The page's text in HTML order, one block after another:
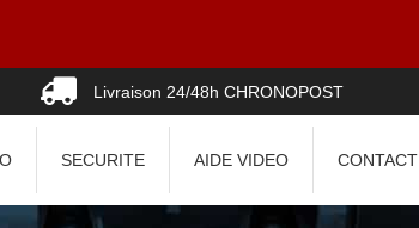
Livraison 24/48h CHRONOPOST
SECURITE AIDE VIDEO CONTACT